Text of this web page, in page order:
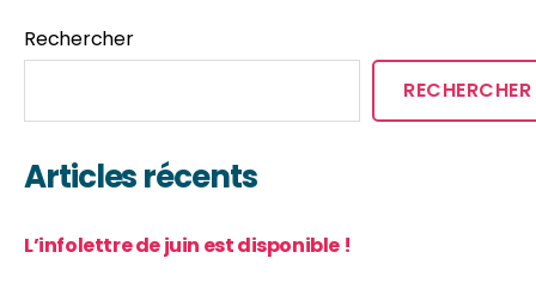
Rechercher
RECHERCHER
Articles récents
L’infolettre de juin est disponible !